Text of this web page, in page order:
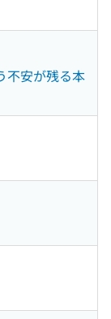
不安が残る本